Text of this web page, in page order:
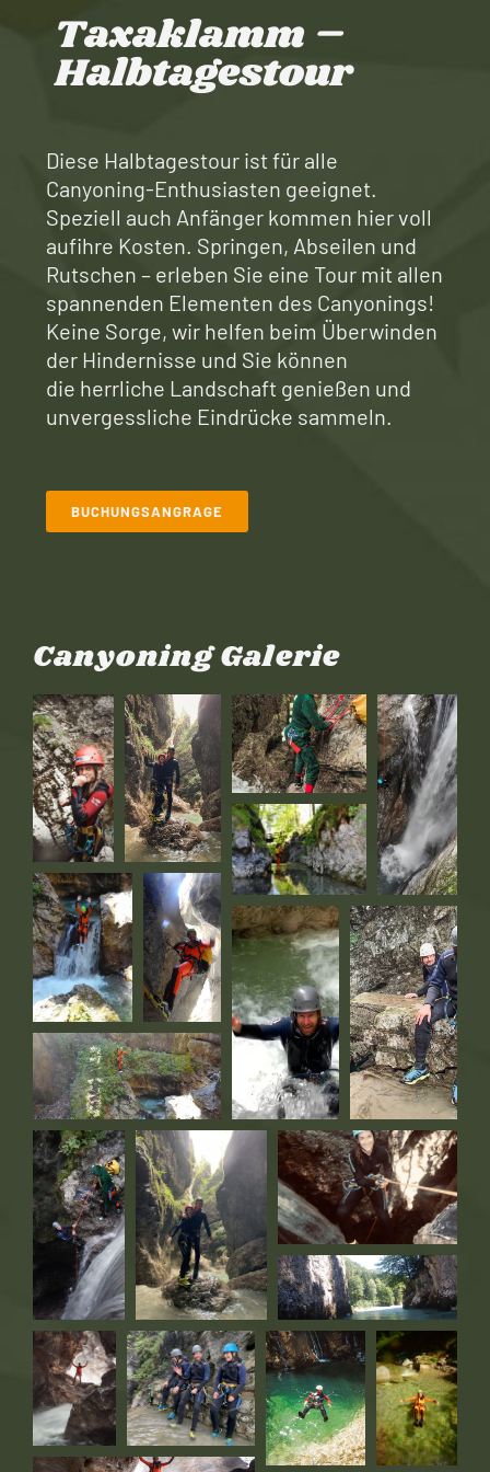
Taxaklamm –
Halbtagestour
Diese Halbtagestour ist für alle
Canyoning-Enthusiasten geeignet.
Speziell auch Anfänger kommen hier voll
aufihre Kosten. Springen, Abseilen und
Rutschen – erleben Sie eine Tour mit allen
spannenden Elementen des Canyonings!
Keine Sorge, wir helfen beim Überwinden
der Hindernisse und Sie können
die herrliche Landschaft genießen und
unvergessliche Eindrücke sammeln.
BUCHUNGSANGRAGE
Canyoning Galerie